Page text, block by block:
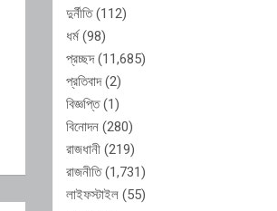
দুর্নীতি(112)
ধর্ম(98)
প্রচ্ছদ(11,685)
প্রতিবাদ(2)
বিজ্ঞপ্তি(1)
বিনোদন (280)
রাজধানী (219)
রাজনীতি(1,731)
লাইফস্টাইল (55)